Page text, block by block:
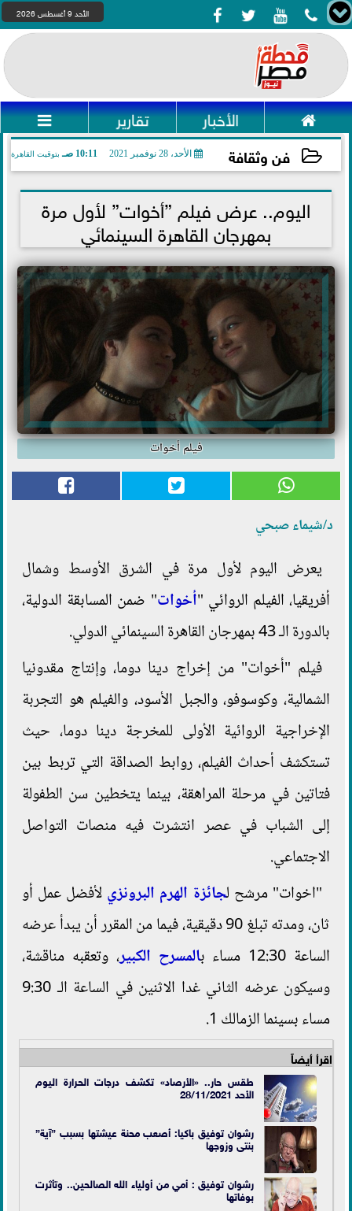
    الأحد 9 أغسطس 2026
 الأخبار تقارير 
فن وثقافة الأحد، 28 نوفمبر 2021 10:11 صـ بتوقيت القاهرة
2021-11-28 10:11:53اليوم.. عرض فيلم ”أخوات” لأول مرة
بمهرجان القاهرة السينمائي
فيلم أخوات
د/شيماء صبحي
يعرض اليوم لأول مرة في الشرق الأوسط وشمال
أفريقيا، الفيلم الروائي "أخوات" ضمن المسابقة الدولية،
بالدورة الـ 43 بمهرجان القاهرة السينمائي الدولي.
فيلم "أخوات" من إخراج دينا دوما، وإنتاج مقدونيا
الشمالية، وكوسوفو، والجبل الأسود، والفيلم هو التجربة
الإخراجية الروائية الأولى للمخرجة دينا دوما، حيث
تستكشف أحداث الفيلم، روابط الصداقة التي تربط بين
فتاتين في مرحلة المراهقة، بينما يتخطين سن الطفولة
إلى الشباب في عصر انتشرت فيه منصات التواصل
الاجتماعي.
"اخوات" مرشح لجائزة الهرم البرونزي لأفضل عمل أو
ثان، ومدته تبلغ 90 دقيقية، فيما من المقرر أن يبدأ عرضه
الساعة 12:30 مساء ب
المسرح الكبير، وتعقبه مناقشة،
وسيكون عرضه الثاني غدا الاثنين في الساعة الـ 9:30
مساء بسينما الزمالك 1.
اقرأ أيضاً
طقس حار.. «الأرصاد» تكشف درجات الحرارة اليوم
الأحد 28/11/2021
رشوان توفيق باكيا: أصعب محنة عيشتها بسبب ”آية”
بنتى وزوجها
رشوان توفيق : أمي من أولياء الله الصالحين.. وتأثرت
بوفاتها